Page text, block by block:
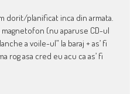
dorit/planificat inca din armata.
(nu aparuse CD-ul
a voile-ul” la baraj + as’ fi
rog asa cred eu acu ca as’ fi